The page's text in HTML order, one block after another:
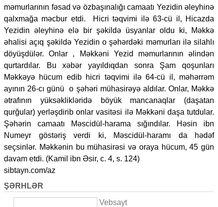
məmurlarının fəsad və özbaşınalığı camaatı Yezidin əleyhinə
qalxmağa məcbur etdi. Hicri təqvimi ilə 63-cü il, Hicazda
Yezidin əleyhinə elə bir şəkildə üsyanlar oldu ki, Məkkə
əhalisi açıq şəkildə Yezidin o şəhərdəki məmurları ilə silahlı
döyüşdülər. Onlar , Məkkəni Yezid məmurlarının əlindən
qurtardılar. Bu xəbər yayıldıqdan sonra Şam qoşunları
Məkkəyə hücum edib hicri təqvimi ilə 64-cü il, məhərrəm
ayının 26-cı günü o şəhəri mühasirəyə aldılar. Onlar, Məkkə
ətrafının yüksəklikləridə böyük mancanaqlar (daşatan
qurğular) yerləşdirib onlar vasitəsi ilə Məkkəni daşa tutdular.
Şəhərin camaatı Məscidül-harama sığındılar. Həsin ibn
Numeyr göstəriş verdi ki, Məscidül-haramı da hədəf
seçsinlər. Məkkənin bu mühasirəsi və oraya hücum, 45 gün
davam etdi. (Kamil ibn Əsir, c. 4, s. 124)
sibtayn.com/az
ŞƏRHLƏR
Vebsayt